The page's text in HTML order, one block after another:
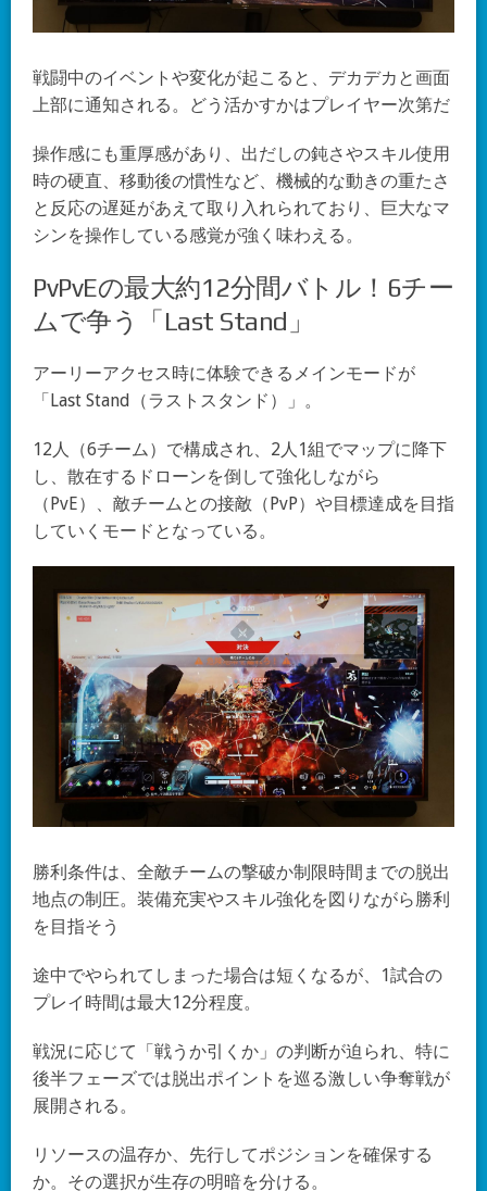
戦闘中のイベントや変化が起こると、デカデカと画面
上部に通知される。どう活かすかはプレイヤー次第だ
操作感にも重厚感があり、出だしの鈍さやスキル使用
時の硬直、移動後の慣性など、機械的な動きの重たさ
と反応の遅延があえて取り入れられており、巨大なマ
シンを操作している感覚が強く味わえる。
PvPvEの最大約12分間バトル！6チー
ムで争う「Last Stand」
アーリーアクセス時に体験できるメインモードが
「Last Stand（ラストスタンド）」。
12人（6チーム）で構成され、2人1組でマップに降下
し、散在するドローンを倒して強化しながら
（PvE）、敵チームとの接敵（PvP）や目標達成を目指
していくモードとなっている。
勝利条件は、全敵チームの撃破か制限時間までの脱出
地点の制圧。装備充実やスキル強化を図りながら勝利
を目指そう
途中でやられてしまった場合は短くなるが、1試合の
プレイ時間は最大12分程度。
戦況に応じて「戦うか引くか」の判断が迫られ、特に
後半フェーズでは脱出ポイントを巡る激しい争奪戦が
展開される。
リソースの温存か、先行してポジションを確保する
か。その選択が生存の明暗を分ける。